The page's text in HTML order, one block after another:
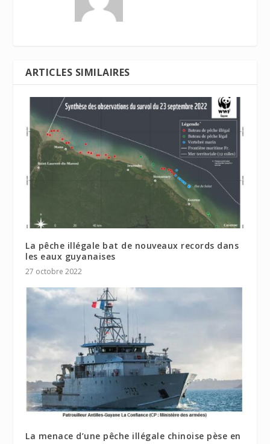
ARTICLES SIMILAIRES
La pêche illégale bat de nouveaux records dans
les eaux guyanaises
27 octobre 2022
La menace d’une pêche illégale chinoise pèse en